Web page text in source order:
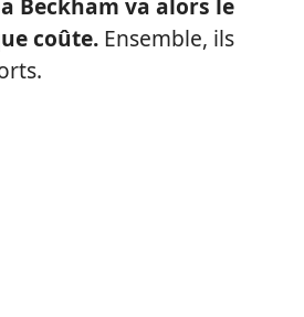
Beckham va alors le
coûte. Ensemble, ils